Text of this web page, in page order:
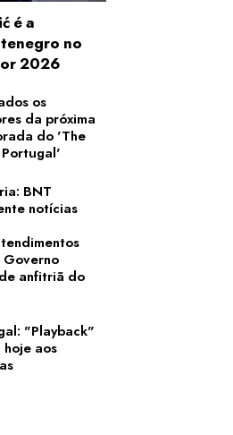
é a
no
2026
os
da próxima
do 'The
BNT
notícias
Governo
anfitriã do
"Playback"
hoje aos